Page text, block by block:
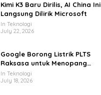
Kimi K3 Baru Dirilis, AI China Ini
Langsung Dilirik Microsoft
In Teknologi
July 22, 2026
Google Borong Listrik PLTS
Raksasa untuk Menopang
Pusat Data dan AI
In Teknologi
July 18, 2026